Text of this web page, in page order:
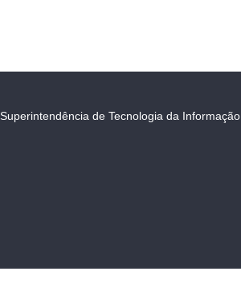
Superintendência de Tecnologia da Informação